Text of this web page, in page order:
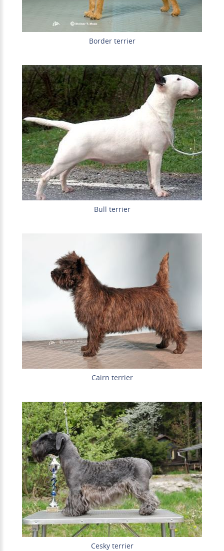
Border terrier
Bull terrier
Cairn terrier
Cesky terrier